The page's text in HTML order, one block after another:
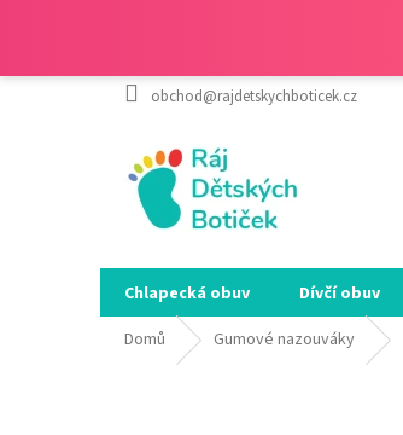
obchod@rajdetskychboticek.cz
Chlapecká obuv Dívčí obuv
Domů
Gumové nazouváky